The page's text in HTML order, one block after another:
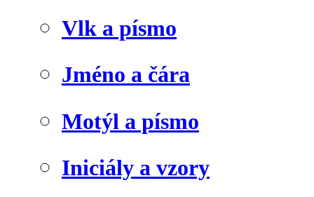
Vlk a písmo
Jméno a čára
Motýl a písmo
Iniciály a vzory